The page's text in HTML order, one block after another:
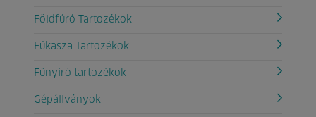
Földfúró Tartozékok
Fűkasza Tartozékok
Fűnyíró tartozékok
Gépállványok